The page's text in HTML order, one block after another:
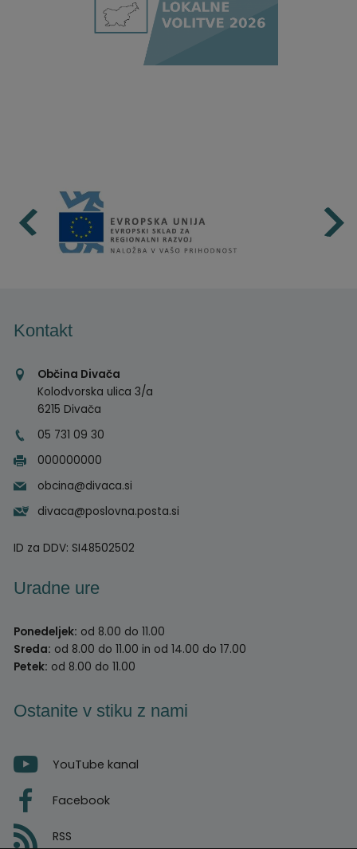
Kontakt
Občina Divača
Kolodvorska ulica 3/a
6215 Divača
05 731 09 30
000000000
obcina@divaca.si
divaca@poslovna.posta.si
ID za DDV: SI48502502
Uradne ure
Ponedeljek: od 8.00 do 11.00
Sreda: od 8.00 do 11.00 in od 14.00 do 17.00
Petek: od 8.00 do 11.00
Ostanite v stiku z nami
YouTube kanal
Facebook
RSS